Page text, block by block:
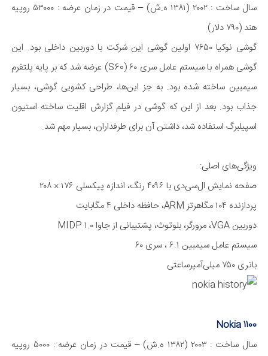
سال ساخت : ۲۰۰۲ (۱۳۸۱ ه.ش) – قیمت در زمان عرضه : ۵۳۰۰۰ روپیه
هند (۷۹۰ دلار)
گوشی نوکیا ۷۶۵۰ اولین گوشی این شرکت با دوربین داخلی بود. این
گوشی همراه با سیستم عامل سری ۶۰ (S60) عرضه شد که بر پایه پلتفرم
سیمبین ساخته شده بود. به جز این‌ها، طراحی کشویی گوشی، بسیار
جذاب بود. بعد از این که گوشی در فیلم گزارش اقلیت ساخته استیون
اسپیلبرگ استفاده شد، داشتن آن برای طرفداران، بسیار مهم شد.
ویژگی‌های اصلی:
صفحه نمایش ال‌سی‌دی با ۴۰۹۶ رنگ، اندازه پیکسلی ۱۷۶ × ۲۰۸
پردازنده ۱۰۴ مگا‌‌هرتز ARM، حافظه داخلی ۴ مگا‌بایت
دوربین VGA، مرورگر، بلوتوث، پشتیبانی از جاوا MIDP ۱.۰
سیستم عامل سیمبین ۶.۱ ، سری ۶۰
باتری ۷۵۰ میلی‌آمپر‌ساعتی
Nokia 1100
سال ساخت : ۲۰۰۳ (۱۳۸۲ ه.ش) – قیمت در زمان عرضه : ۵۰۰۰ روپیه